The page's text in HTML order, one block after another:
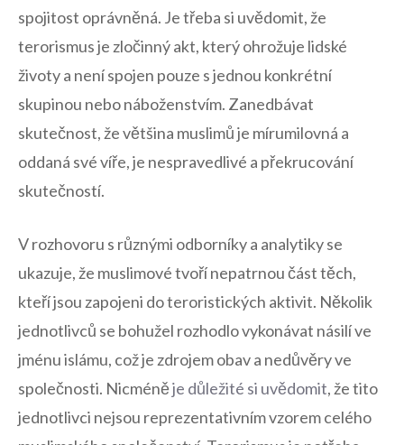
spojitost oprávněná. Je třeba si uvědomit, že ​
terorismus je⁤ zločinný⁤ akt, který ​ohrožuje lidské
⁤životy ⁤a⁢ není spojen pouze s jednou konkrétní
skupinou‌ nebo⁤ náboženstvím. Zanedbávat
skutečnost,​ že většina ‍muslimů je mírumilovná a
oddaná své víře, ⁤je ‌nespravedlivé a​ překrucování
‌skutečností.
V rozhovoru s ‍různými odborníky ⁤a⁢ analytiky se
ukazuje, že muslimové tvoří nepatrnou ⁢část těch,
kteří​ jsou⁤ zapojeni do teroristických aktivit. ‍Několik
jednotlivců se ⁣bohužel rozhodlo vykonávat násilí ve
jménu islámu, což je zdrojem obav a nedůvěry ve
společnosti. Nicméněje důležité si uvědomit, že tito
jednotlivci nejsou reprezentativním ​vzorem celého